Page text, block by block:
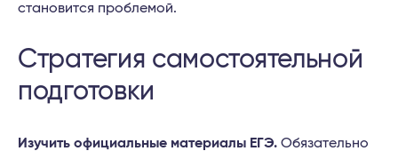
становится проблемой.
Стратегия самостоятельной
подготовки
Изучить официальные материалы ЕГЭ. Обязательно